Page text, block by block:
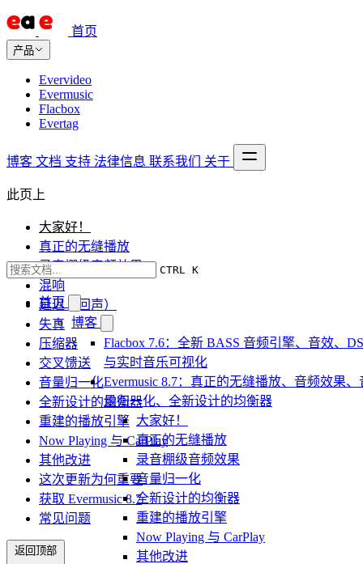
首页
产品
Evervideo
Evermusic
Flacbox
Evertag
博客 文档 支持 法律信息 联系我们 关于
CTRL K
首页
博客
Flacbox 7.6：全新 BASS 音频引擎、音效、
与实时音乐可视化
Evermusic 8.7：真正的无缝播放、音频效果、
量归一化、全新设计的均衡器
大家好！
真正的无缝播放
录音棚级音频效果
音量归一化
全新设计的均衡器
重建的播放引擎
Now Playing 与 CarPlay
其他改进
此页上
大家好！
真正的无缝播放
录音棚级音频效果
混响
延迟（回声）
失真
压缩器
交叉馈送
音量归一化
全新设计的均衡器
重建的播放引擎
Now Playing 与 CarPlay
其他改进
这次更新为何重要
获取 Evermusic 8.7
常见问题
返回顶部